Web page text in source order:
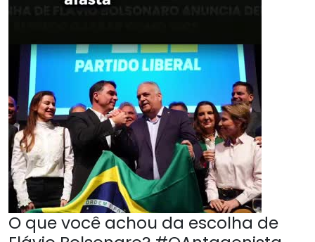
O que você achou da escolha de